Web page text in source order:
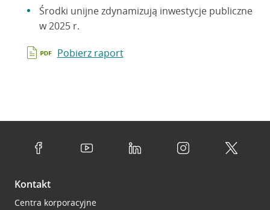
Środki unijne zdynamizują inwestycje publiczne
w 2025 r.
Pobierz raport
Kontakt
Centra korporacyjne